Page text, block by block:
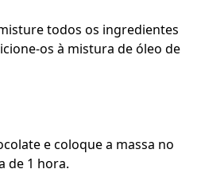
todos os ingredientes
os à mistura de óleo de
e coloque a massa no
de 1 hora.